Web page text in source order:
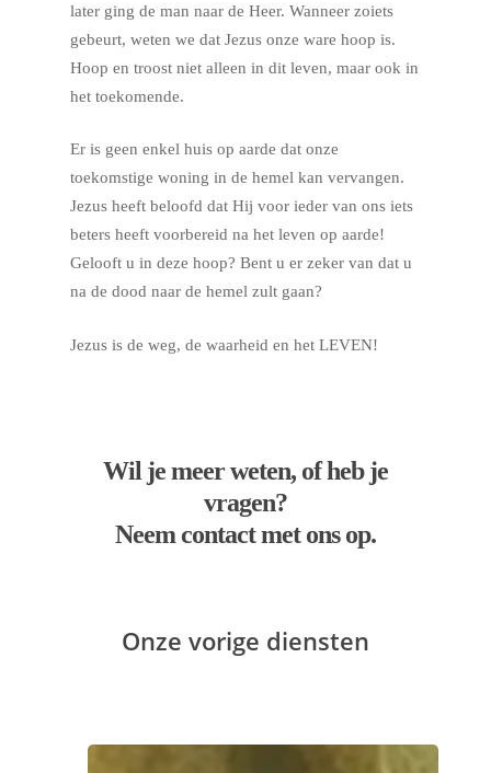
later ging de man naar de Heer. Wanneer zoiets
gebeurt, weten we dat Jezus onze ware hoop is.
Hoop en troost niet alleen in dit leven, maar ook in
het toekomende.
Er is geen enkel huis op aarde dat onze
toekomstige woning in de hemel kan vervangen.
Jezus heeft beloofd dat Hij voor ieder van ons iets
beters heeft voorbereid na het leven op aarde!
Gelooft u in deze hoop? Bent u er zeker van dat u
na de dood naar de hemel zult gaan?
Jezus is de weg, de waarheid en het LEVEN!
Wil je meer weten, of heb je
vragen?
Neem contact met ons op.
Onze vorige diensten